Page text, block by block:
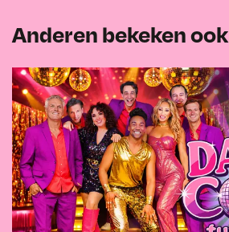
Anderen bekeken ook